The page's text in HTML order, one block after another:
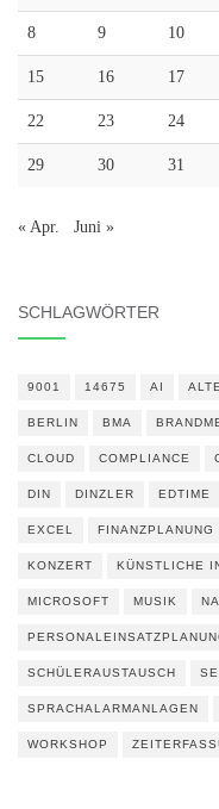
8 9 10
15 16 17
22 23 24
29 30 31
« Apr. Juni »
SCHLAGWÖRTER
9001 14675 AI
BERLIN BMA
CLOUD COMPLIANCE
DIN DINZLER EDTIME
EXCEL FINANZPLANUNG
KONZERT KÜNSTLICHE
MICROSOFT MUSIK
SCHÜLERAUSTAUSCH
SPRACHALARMANLAGEN
WORKSHOP